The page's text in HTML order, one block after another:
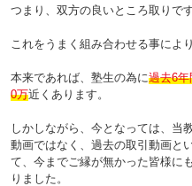
つまり、双方の良いところ取りです
これをうまく組み合わせる事によ
本来であれば、塾生の為に過去6
0万近くあります。
しかしながら、今となっては、当
動画ではなく、過去の取引動画と
て、今までご縁が無かった皆様に
りました。